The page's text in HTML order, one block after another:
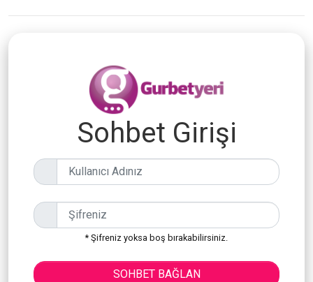
Sohbet Girişi
* Şifreniz yoksa boş bırakabilirsiniz.
SOHBET BAĞLAN